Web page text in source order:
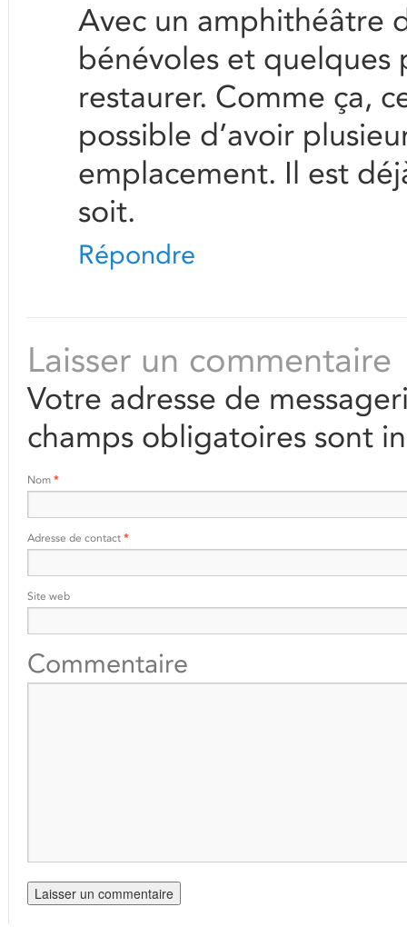
Avec un amphithéâtre
bénévoles et quelques
restaurer. Comme ça,
possible d’avoir
emplacement. Il est
soit.
Répondre
Laisser un commentaire
Votre adresse de
champs obligatoires sont
Nom *
Adresse de contact *
Site web
Commentaire